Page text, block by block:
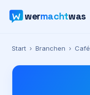
wermachtwas
Verzeichnis
Karte
Start › Branchen › Café